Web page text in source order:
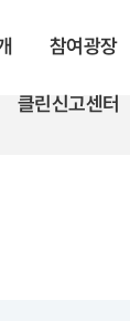
참여광장
클린신고센터